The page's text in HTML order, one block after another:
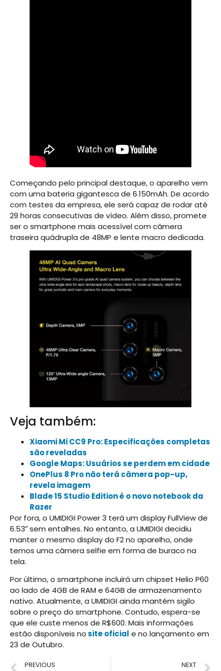
Começando pelo principal destaque, o aparelho vem
com uma bateria gigantesca de 6.150mAh. De acordo
com testes da empresa, ele será capaz de rodar até
29 horas consecutivas de vídeo. Além disso, promete
ser o smartphone mais acessível com câmera
traseira quádrupla de 48MP e lente macro dedicada.
Veja também:
Xiaomi Mi CC9 Pro: Especificações completas
são reveladas
Google Maps: Usuários se perdem em cidade
OnePlus 8 Pro não terá câmera pop-up,
revela imagem
Blade 15 Studio Edition é o novo notebook da
Razer
Por fora, o UMIDIGI Power 3 terá um display FullView de
6.53″ sem entalhes. No entanto, a UMIDIGI decidiu
manter o mesmo display do F2 no aparelho, onde
temos uma câmera selfie em forma de buraco na
tela.
Por último, o smartphone incluirá um chipset Helio P60
ao lado de 4GB de RAM e 64GB de armazenamento
nativo. Atualmente, a UMIDIGI ainda mantém sigilo
sobre o preço do smartphone. Contudo, espera-se
que ele custe menos de R$600. Mais informações
estão disponíveis nosite oficial e no lançamento em
23 de Outubro.
PREVIOUS NEXT